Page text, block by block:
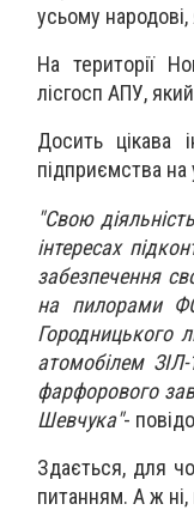
усьому
На території
лісгосп АПУ,
Досить цікава
підприємства на
"Свою
інтересах
забезпечення
на пилорами
Городницького
атомобілем
фарфорового
Шевчука"-
Здається, для
питанням. А ж ні,